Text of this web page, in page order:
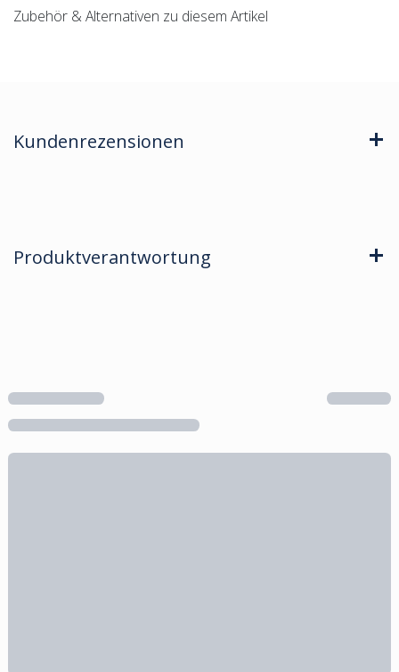
Zubehör & Alternativen zu diesem Artikel
Kundenrezensionen
Produktverantwortung